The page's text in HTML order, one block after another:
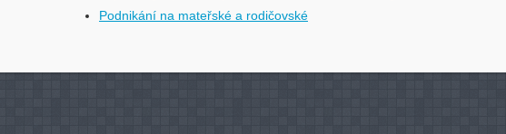
Podnikání na mateřské a rodičovské